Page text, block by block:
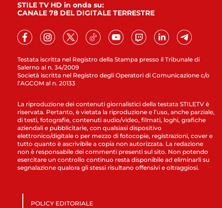
Testata iscritta nel Registro della Stampa presso il Tribunale di
Salerno al n. 34/2009
Società iscritta nel Registro degli Operatori di Comunicazione c/o
l’AGCOM al n. 20133
STILE TV HD in onda su:
CANALE 78 DEL DIGITALE TERRESTRE
La riproduzione dei contenuti giornalistici della testata STILETV è
riservata. Pertanto, è vietata la riproduzione e l’uso, anche parziale,
di testi, fotografie, contenuti audio/video, filmati, loghi, grafiche
aziendali e pubblicitarie, con qualsiasi dispositivo
elettronico/digitale o per mezzo di fotocopie, registrazioni, cover e
tutto quanto è ascrivibile a copia non autorizzata. La redazione
non è responsabile dei commenti presenti sul sito. Non potendo
esercitare un controllo continuo resta disponibile ad eliminarli su
segnalazione qualora gli stessi risultano offensivi e oltraggiosi.
POLICY EDITORIALE